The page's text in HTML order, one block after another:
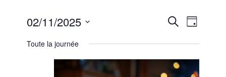
de
Recherche
de
vues
Jour
02/11/2025
une
Toute la journée